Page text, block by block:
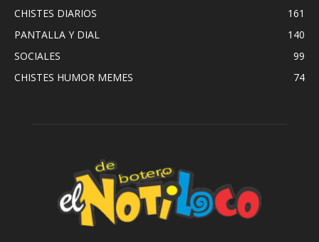
CHISTES DIARIOS
161
PANTALLA Y DIAL
140
SOCIALES
99
CHISTES HUMOR MEMES
74